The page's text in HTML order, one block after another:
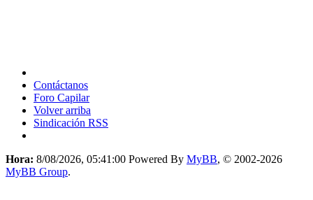
Contáctanos
Foro Capilar
Volver arriba
Sindicación RSS
Hora: 8/08/2026, 05:41:00 Powered By MyBB, © 2002-2026
MyBB Group.